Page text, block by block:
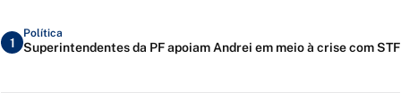
1
Política
Superintendentes da PF apoiam Andrei em meio à crise com STF